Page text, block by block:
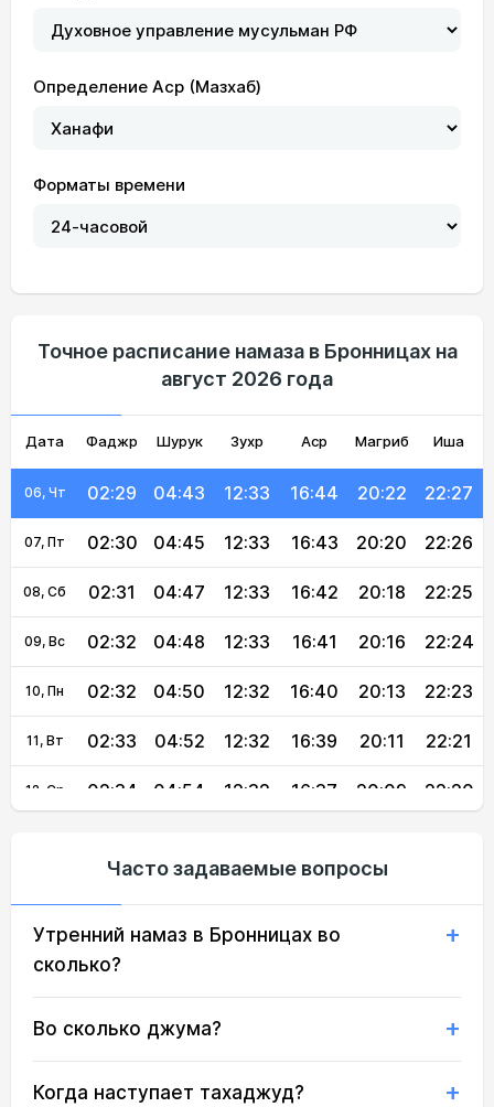
Определение Аср (Мазхаб)
Форматы времени
Точное расписание намаза в Бронницах на
август 2026 года
Дата Фаджр Шурук Зухр Аср Магриб Иша
02, Вс 02:26 04:35 12:33 16:47 20:30 22:31
03, Пн 02:27 04:37 12:33 16:47 20:28 22:30
04:39 16:46
05, Ср 02:28 04:41 12:33 16:45 20:24 22:28
06, Чт 02:29 04:43 12:33 16:44 20:22 22:27
07, Пт 02:30 04:45 12:33 16:43 20:20 22:26
08, Сб 02:31 04:47 12:33 16:42 20:18 22:25
09, Вс 02:32 04:48 12:33 16:41 20:16 22:24
10, Пн 02:32 04:50 12:32 16:40 20:13 22:23
11, Вт 02:33 04:52 12:32 16:39 20:11 22:21
12, Ср 02:34 04:54 12:32 16:37 20:09 22:20
15, Сб 02:36 05:00 12:31 16:34 22:15
17, Пн 02:40 05:04 22:08
18, Вт 02:44 05:05 12:31 16:30 22:04
Часто задаваемые вопросы
Утренний намаз в Бронницах во
сколько?
Во сколько джума?
Когда наступает тахаджуд?